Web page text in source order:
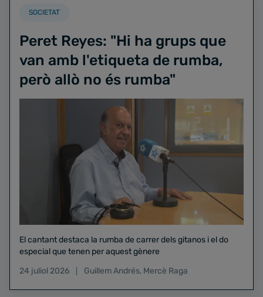
SOCIETAT
Peret Reyes: "Hi ha grups que
van amb l'etiqueta de rumba,
però allò no és rumba"
El cantant destaca la rumba de carrer dels gitanos i el do
especial que tenen per aquest gènere
24 juliol 2026
Guillem Andrés, Mercè Raga